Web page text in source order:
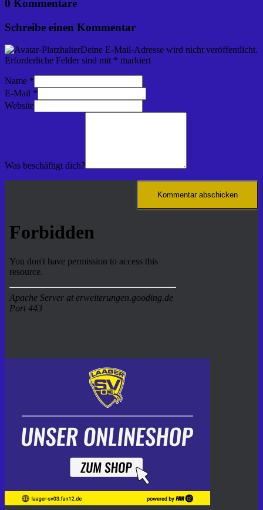
0 Kommentare
Schreibe einen Kommentar
Deine E-Mail-Adresse wird nicht veröffentlicht.
Erforderliche Felder sind mit * markiert
Name *
E-Mail *
Website
Was beschäftigt dich?